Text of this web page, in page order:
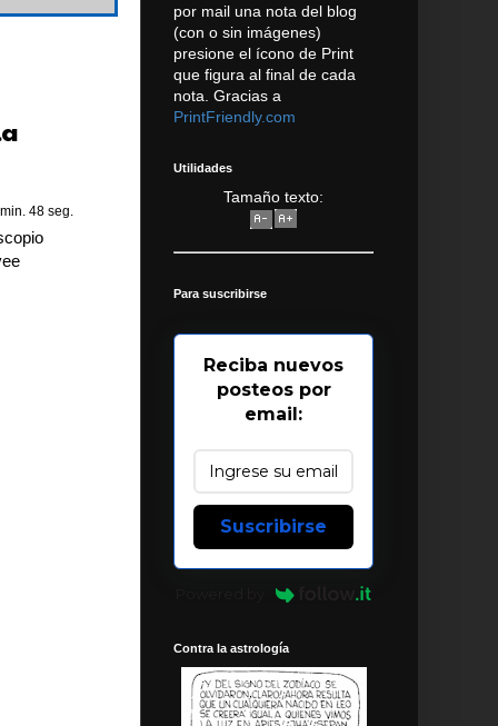
48 seg.
por mail una nota del blog
(con o sin imágenes)
presione el ícono de Print
que figura al final de cada
nota. Gracias a
PrintFriendly.com
Utilidades
Tamaño texto:
Para suscribirse
Reciba nuevos
posteos por
email:
Suscribirse
Contra la astrología